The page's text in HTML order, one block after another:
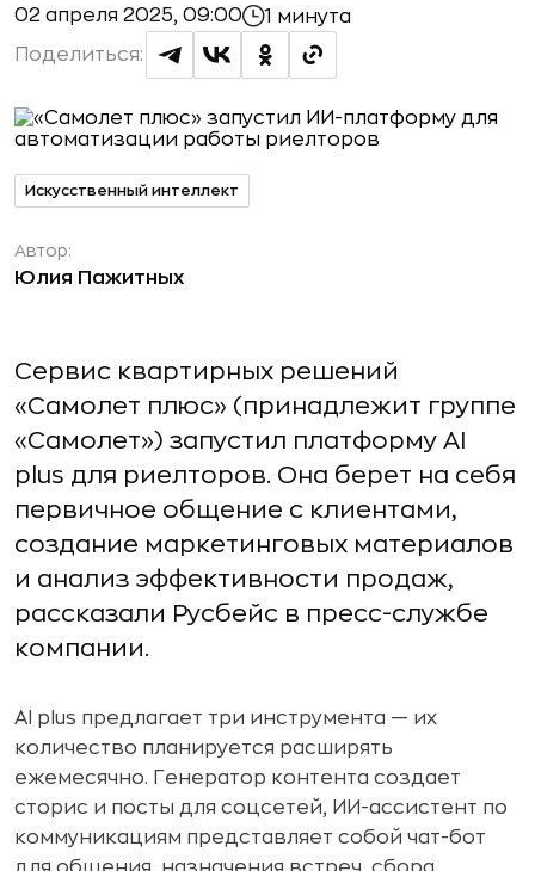
02 апреля 2025, 09:00 1 минута
Поделиться:
Искусственный интеллект
Автор:
Юлия Пажитных
Сервис квартирных решений
«Самолет плюс» (принадлежит группе
«Самолет») запустил платформу AI
plus для риелторов. Она берет на себя
первичное общение с клиентами,
создание маркетинговых материалов
и анализ эффективности продаж,
рассказали Русбейс в пресс-службе
компании.
AI plus предлагает три инструмента — их
количество планируется расширять
ежемесячно. Генератор контента создает
сторис и посты для соцсетей, ИИ-ассистент по
коммуникациям представляет собой чат-бот